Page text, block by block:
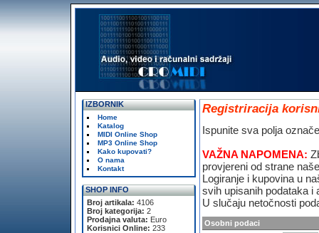
IZBORNIK
Home
Katalog
MIDI Online Shop
MP3 Online Shop
Kako kupovati?
O nama
Kontakt
SHOP INFO
Broj artikala: 4106
Broj kategorija: 2
Prodajna valuta: Euro
Korisnici Online: 233
Registriracija
Ispunite sva polja
VAŽNA NAPOMENA:
provjereni od strane
Logiranje i kupovina u
svih upisanih podataka i
U slučaju netočnosti
Osobni podaci